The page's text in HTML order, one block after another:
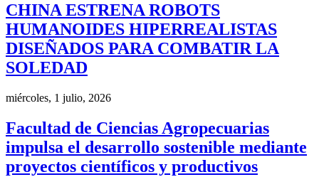
CHINA ESTRENA ROBOTS
HUMANOIDES HIPERREALISTAS
DISEÑADOS PARA COMBATIR LA
SOLEDAD
miércoles, 1 julio, 2026
Facultad de Ciencias Agropecuarias
impulsa el desarrollo sostenible mediante
proyectos científicos y productivos